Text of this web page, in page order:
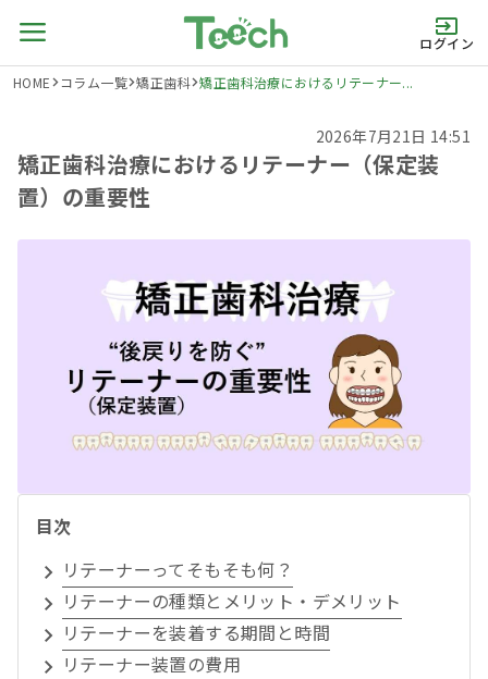
ログイン
HOME コラム一覧 矯正歯科 矯正歯科治療におけるリテーナー...
2026年7月21日 14:51
矯正歯科治療におけるリテーナー（保定装
置）の重要性
目次
リテーナーってそもそも何？
リテーナーの種類とメリット・デメリット
リテーナーを装着する期間と時間
リテーナー装置の費用